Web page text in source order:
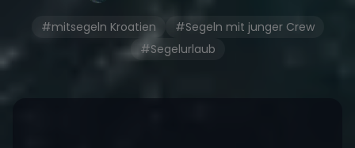
#mitsegeln Kroatien
#Segeln mit junger Crew
#Segelurlaub